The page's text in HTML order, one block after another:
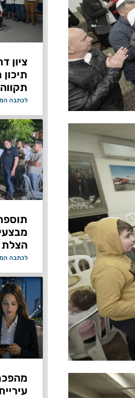
ציון
לכתבה
הצלת
לכתבה